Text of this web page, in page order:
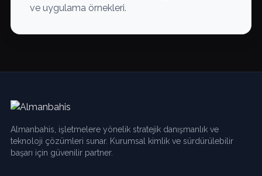
ve uygulama örnekleri.
Almanbahis, işletmelere yönelik stratejik danışmanlık ve
teknoloji çözümleri sunar. Kurumsal kimlik ve sürdürülebilir
başarı için güvenilir partner.